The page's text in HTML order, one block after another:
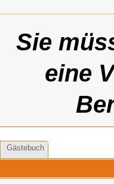
Sie
eine
Gästebuch